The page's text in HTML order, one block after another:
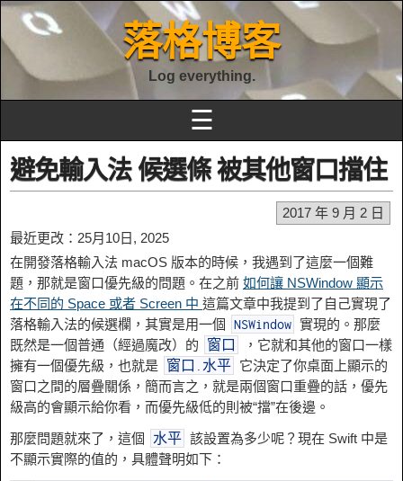
落格博客
Log everything.
☰
避免輸入法 候選條 被其他窗口擋住
2017 年 9 月 2 日
最近更改：25月10日, 2025
在開發落格輸入法 macOS 版本的時候，我遇到了這麼一個難
題，那就是窗口優先級的問題。在之前 如何讓 NSWindow 顯示
在不同的 Space 或者 Screen 中 這篇文章中我提到了自己實現了
落格輸入法的候選欄，其實是用一個
NSWindow 實現的。那麼
既然是一個普通（經過魔改）的
窗口
，它就和其他的窗口一樣
擁有一個優先級，也就是
窗口 水平
它決定了你桌面上顯示的
窗口之間的層疊關係，簡而言之，就是兩個窗口重疊的話，優先
級高的會顯示給你看，而優先級低的則被“擋”在後邊。
那麼問題就來了，這個 水平 該設置為多少呢？現在 Swift 中是
不顯示實際的值的，具體聲明如下：